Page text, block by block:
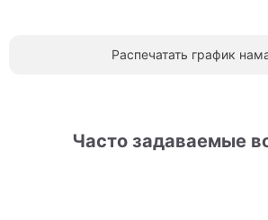
Распечатать график
Часто задаваемые